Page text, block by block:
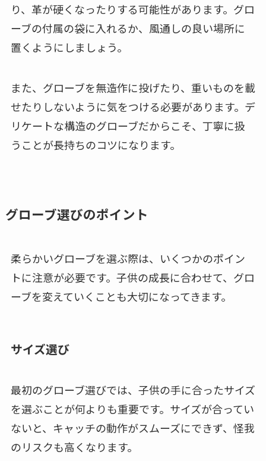
り、革が硬くなったりする可能性があります。グロ
ーブの付属の袋に入れるか、風通しの良い場所に
置くようにしましょう。
また、グローブを無造作に投げたり、重いものを載
せたりしないように気をつける必要があります。デ
リケートな構造のグローブだからこそ、丁寧に扱
うことが長持ちのコツになります。
グローブ選びのポイント
柔らかいグローブを選ぶ際は、いくつかのポイン
トに注意が必要です。子供の成長に合わせて、グロ
ーブを変えていくことも大切になってきます。
サイズ選び
最初のグローブ選びでは、子供の手に合ったサイズ
を選ぶことが何よりも重要です。サイズが合ってい
ないと、キャッチの動作がスムーズにできず、怪我
のリスクも高くなります。